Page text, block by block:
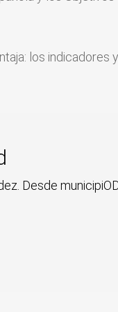
los indicadores
Desde